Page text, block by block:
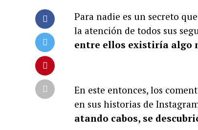
Para nadie es un secreto
la atención de todos sus
entre ellos existiría algo
En este entonces, los
en sus historias de
atando cabos, se